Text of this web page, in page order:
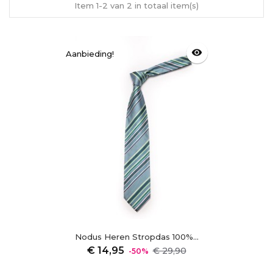
Item 1-2 van 2 in totaal item(s)
Aanbieding! visibility
Nodus Heren Stropdas 100%...
€ 14,95 Normale
-50% € 29,90Prijs